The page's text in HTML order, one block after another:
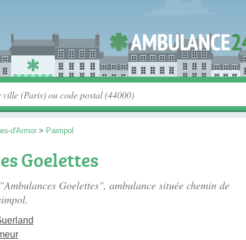
d'Armor > Paimpol
Goelettes
Goelettes", ambulance située chemin de